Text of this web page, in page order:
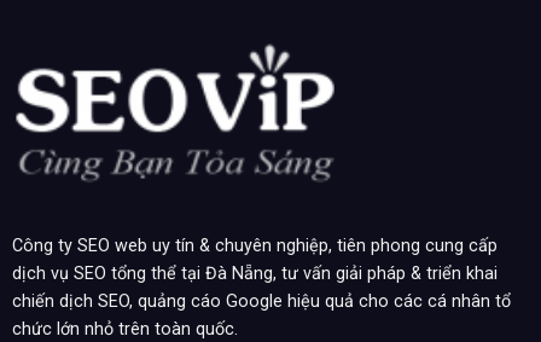
Công ty SEO web uy tín & chuyên nghiệp, tiên phong cung cấp
dịch vụ SEO tổng thể tại Đà Nẵng, tư vấn giải pháp & triển khai
chiến dịch SEO, quảng cáo Google hiệu quả cho các cá nhân tổ
chức lớn nhỏ trên toàn quốc.